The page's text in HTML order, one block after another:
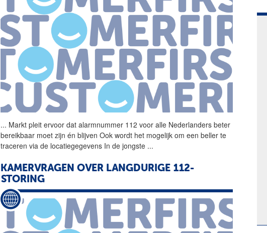
... Markt pleit ervoor datalarmnummer 112 voor alle Nederlanders beter
bereikbaar moet zijn én blijven Ook wordt het mogelijk om een beller te
traceren via de locatiegegevens In de jongste ...
KAMERVRAGEN OVER LANGDURIGE 112-
STORING